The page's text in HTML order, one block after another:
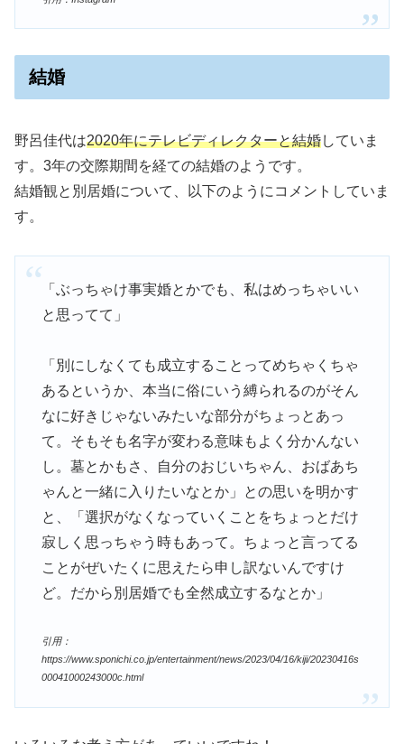
結婚
野呂佳代は2020年にテレビディレクターと結婚していま
す。3年の交際期間を経ての結婚のようです。
結婚観と別居婚について、以下のようにコメントしていま
す。
「ぶっちゃけ事実婚とかでも、私はめっちゃいい
と思ってて」
「別にしなくても成立することってめちゃくちゃ
あるというか、本当に俗にいう縛られるのがそん
なに好きじゃないみたいな部分がちょっとあっ
て。そもそも名字が変わる意味もよく分かんない
し。墓とかもさ、自分のおじいちゃん、おばあち
ゃんと一緒に入りたいなとか」との思いを明かす
と、「選択がなくなっていくことをちょっとだけ
寂しく思っちゃう時もあって。ちょっと言ってる
ことがぜいたくに思えたら申し訳ないんですけ
ど。だから別居婚でも全然成立するなとか」
引用：
https://www.sponichi.co.jp/entertainment/news/2023/04/16/kiji/20230416s
00041000243000c.html